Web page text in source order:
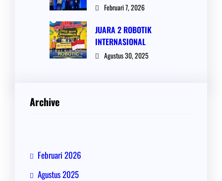
Februari 7, 2026
JUARA 2 ROBOTIK
INTERNASIONAL
Agustus 30, 2025
Archive
Februari 2026
Agustus 2025